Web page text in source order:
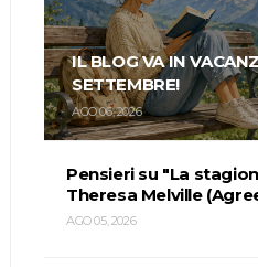
IL BLOG VA IN
SETTEMBRE!
AGO 06, 2026
Pensieri su "La
Theresa Melville
AGO 05, 2026